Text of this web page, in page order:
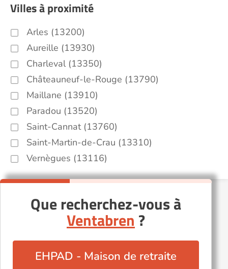
Villes à proximité
Arles (13200)
Aureille (13930)
Charleval (13350)
Châteauneuf-le-Rouge (13790)
Maillane (13910)
Paradou (13520)
Saint-Cannat (13760)
Saint-Martin-de-Crau (13310)
Vernègues (13116)
Que recherchez-vous à
Ventabren ?
EHPAD - Maison de retraite